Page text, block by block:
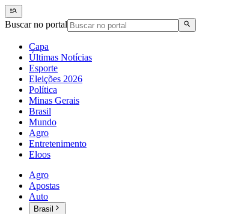
Buscar no portal
Capa
Últimas Notícias
Esporte
Eleições 2026
Política
Minas Gerais
Brasil
Mundo
Agro
Entretenimento
Eloos
Agro
Apostas
Auto
Brasil